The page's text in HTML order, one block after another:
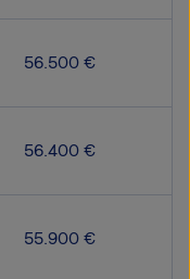
56.500 €
56.400 €
55.900 €